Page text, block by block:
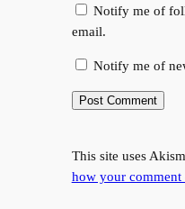
Notify me of
email.
Notify me of
This site uses
how your comment